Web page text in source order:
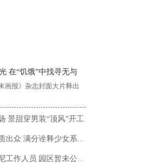
在“饥饿”中找寻无与
画报》杂志封面大片释出
景甜穿男装“顶风”开工
景甜长裙细腰气质出众 满分诠释少女系优雅
黄小蕾控诉迪士尼工作人员 园区暂未公开回应当事